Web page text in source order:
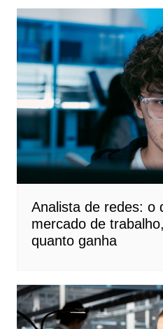
Analista de redes: o
mercado de
quanto ganha